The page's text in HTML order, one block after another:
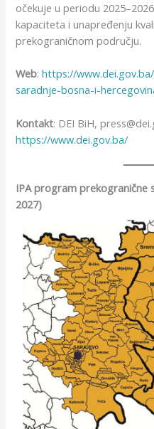
očekuje u periodu
kapaciteta i unapređenju
prekograničnom području.
Web:https://
saradnje-bosna-i-
Kontakt: DEI BiH,
https://www.dei.gov.ba/
IPA program prekogranične
2027)